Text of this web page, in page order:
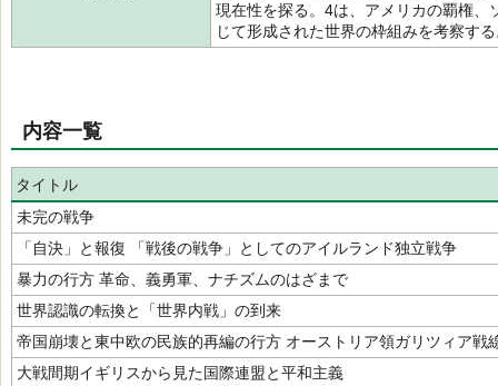
現在性を探る。4は、アメリカの覇権
じて形成された世界の枠組みを考察す
内容一覧
タイトル
未完の戦争
「自決」と報復 「戦後の戦争」としてのアイルランド独立戦争
暴力の行方 革命、義勇軍、ナチズムのはざまで
世界認識の転換と「世界内戦」の到来
帝国崩壊と東中欧の民族的再編の行方 オーストリア領ガリツィア戦
大戦間期イギリスから見た国際連盟と平和主義